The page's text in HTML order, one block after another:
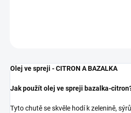
Olej ve spreji - CITRON A BAZALKA
Jak použít olej ve spreji bazalka-
Tyto chutě se skvěle hodí k zelenině,